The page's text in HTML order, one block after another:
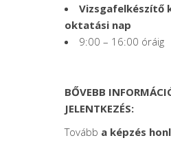
Vizsgafelkészítő
oktatási nap
9:00 – 16:00 óráig
BŐVEBB
JELENTKEZÉS:
Tovább a képzés